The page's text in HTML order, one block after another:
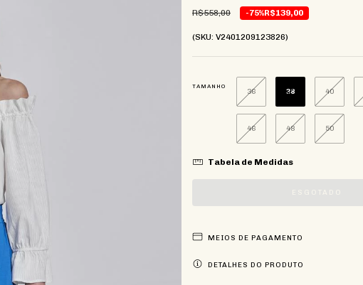
R$558,00 -75%R$139,00
(SKU: V2401209123826)
TAMANHO
36 38 40
46 48 50
Tabela de Medidas
MEIOS DE PAGAMENTO
DETALHES DO PRODUTO